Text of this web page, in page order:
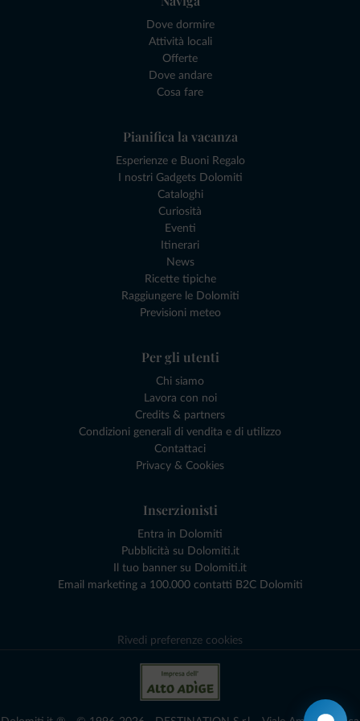
Dove dormire
Attività locali
Offerte
Dove andare
Cosa fare
Pianifica la vacanza
Esperienze e Buoni Regalo
I nostri Gadgets Dolomiti
Cataloghi
Curiosità
Eventi
Itinerari
News
Ricette tipiche
Raggiungere le Dolomiti
Previsioni meteo
Per gli utenti
Chi siamo
Lavora con noi
Credits & partners
Condizioni generali di vendita e di utilizzo
Contattaci
Privacy & Cookies
Inserzionisti
Entra in Dolomiti
Pubblicità su Dolomiti.it
Il tuo banner su Dolomiti.it
Email marketing a 100.000 contatti B2C Dolomiti
Rivedi preferenze cookies